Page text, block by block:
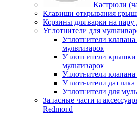
Кастрюли
Клавиши открывания
Корзины для варки на пару
Уплотнители для
Уплотнители клапана
мультиварок
Уплотнители крышки
мультиварок
Уплотнители клапана
Уплотнители
Уплотнители для
Запасные части и
Redmond